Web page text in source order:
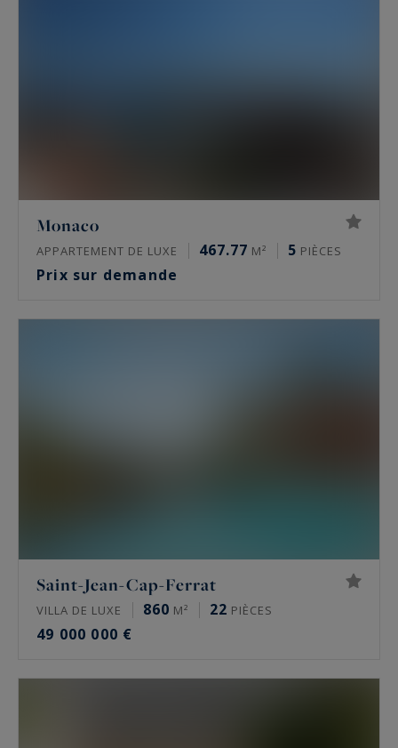
Monaco
APPARTEMENT DE LUXE 467.77 M² 5 PIÈCES
Prix sur demande
Saint-Jean-Cap-Ferrat
VILLA DE LUXE 860 M² 22 PIÈCES
49 000 000 €